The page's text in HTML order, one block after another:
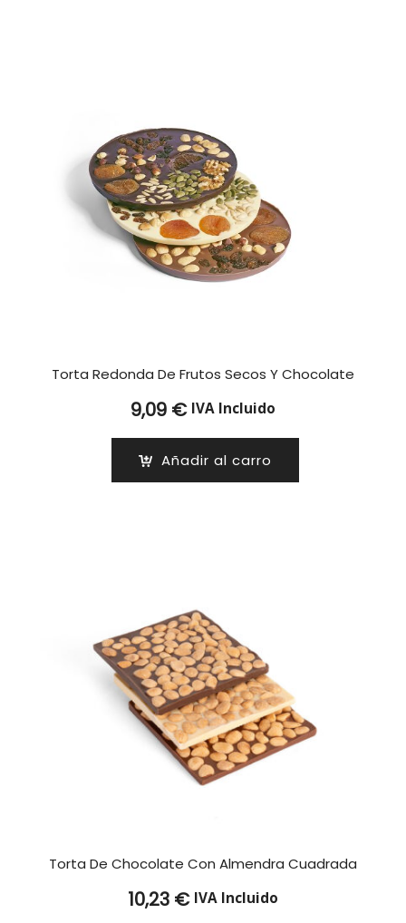
Torta Redonda De Frutos Secos Y Chocolate
9,09 € IVA Incluido
Añadir al carro
Torta De Chocolate Con Almendra Cuadrada
10,23 € IVA Incluido